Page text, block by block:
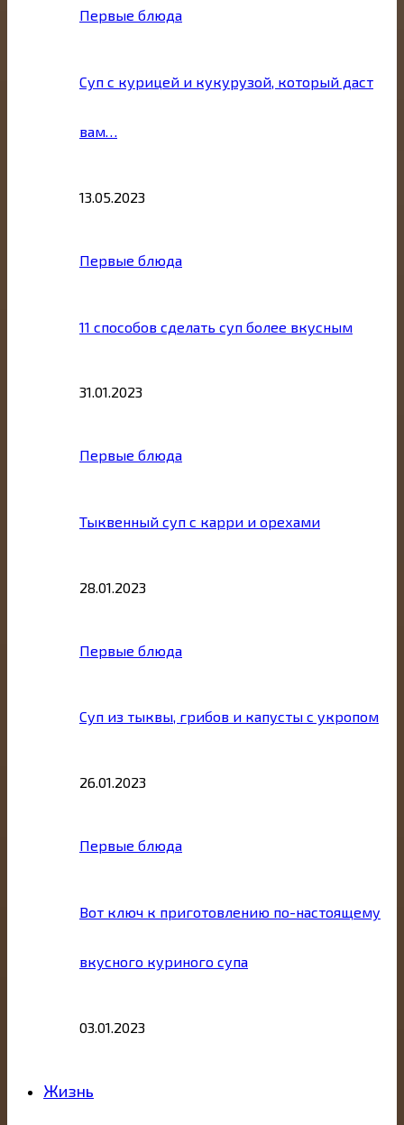
Первые блюда
Суп с курицей и кукурузой, который даст
вам…
13.05.2023
Первые блюда
11 способов сделать суп более вкусным
31.01.2023
Первые блюда
Тыквенный суп с карри и орехами
28.01.2023
Первые блюда
Суп из тыквы, грибов и капусты с укропом
26.01.2023
Первые блюда
Вот ключ к приготовлению по-настоящему
вкусного куриного супа
03.01.2023
Жизнь